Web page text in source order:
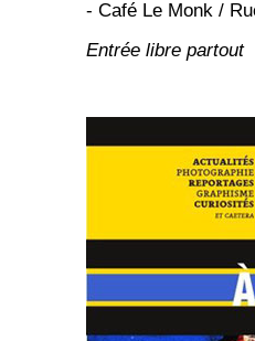
- Café Le Monk /
Entrée libre partout